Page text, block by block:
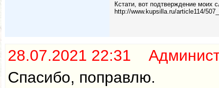
Кстати, вот подтверждение моих
http://www.kupsilla.ru/article114/
28.07.2021 22:31
Спасибо, поправлю.